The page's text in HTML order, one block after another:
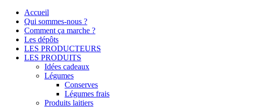
Accueil
Qui sommes-nous ?
Comment ça marche ?
Les dépôts
LES PRODUCTEURS
LES PRODUITS
Idées cadeaux
Légumes
Conserves
Légumes frais
Produits laitiers